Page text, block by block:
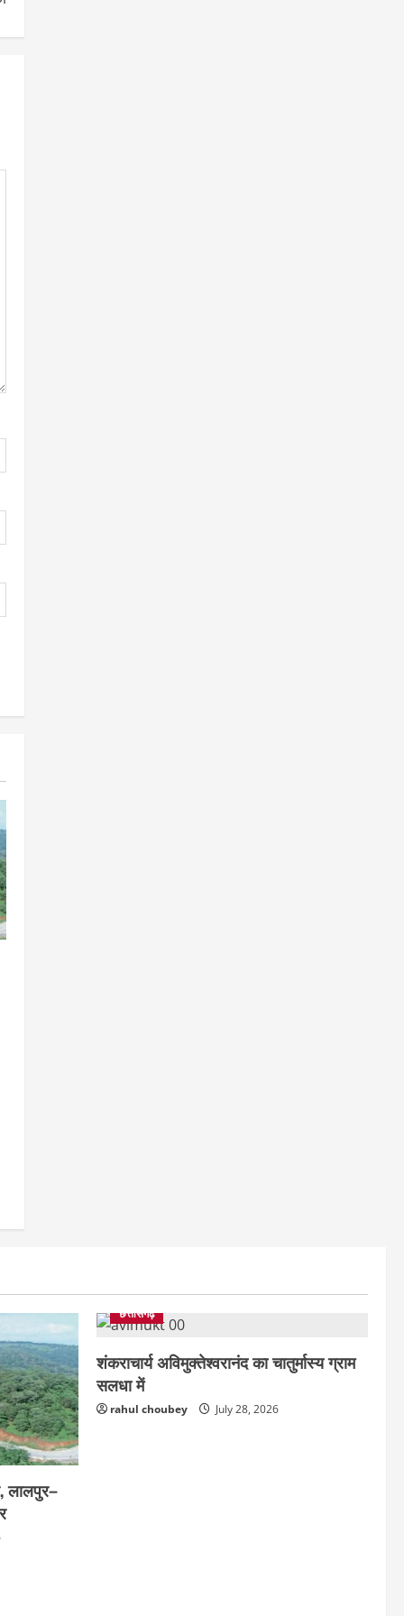
लालपुर–
छत्तीसगढ़
शंकराचार्य अविमुक्तेश्वरानंद का चातुर्मास्य ग्राम
सलधा में
rahul choubey July 28, 2026